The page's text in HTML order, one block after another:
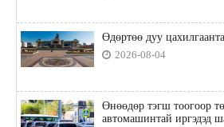
Өдөртөө дуу
2026-08-04
Өнөөдөр тэгш тоогоор
автомашинтай иргэдэд